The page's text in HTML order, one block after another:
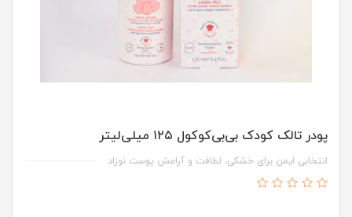
پودر تالک کودک بی‌بی‌کوکول ۱۲۵ میلی‌لیتر
انتخابی ایمن برای خشکی، لطافت و آرامش پوست نوزاد